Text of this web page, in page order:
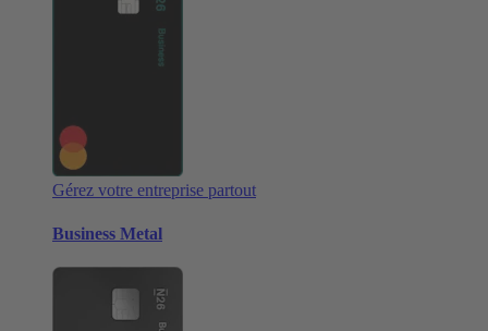
Gérez votre entreprise partout
Business Metal